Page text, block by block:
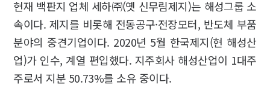
현재 백판지 업체 세하㈜(옛 신무림제지)는 해성그룹 소
속이다. 제지를 비롯해 전동공구·전장모터, 반도체 부품
분야의 중견기업이다. 2020년 5월 한국제지(현 해성산
업)가 인수, 계열 편입했다. 지주회사 해성산업이 1대주
주로서 지분 50.73%를 소유 중이다.